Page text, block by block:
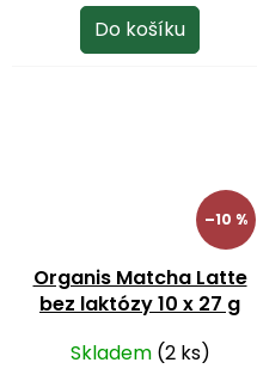
Do košíku
–10 %
Organis Matcha Latte
bez laktózy 10 x 27 g
Skladem (2 ks)